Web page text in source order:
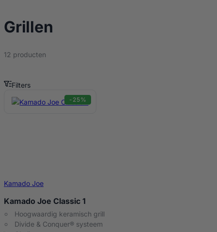
Grillen
12 producten
Filters
Grillen Producten
-25%
Kamado Joe
Kamado Joe Classic 1
Hoogwaardig keramisch grill
Divide & Conquer® systeem